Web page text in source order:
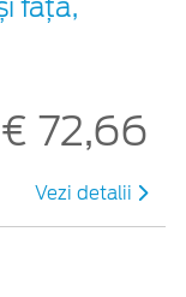
față,
€ 72,66
Vezi detalii